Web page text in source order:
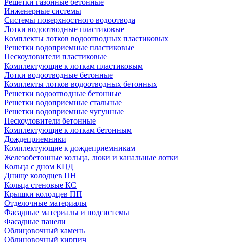
Решетки газонные бетонные
Инженерные системы
Системы поверхностного водоотвода
Лотки водоотводные пластиковые
Комплекты лотков водоотводных пластиковых
Решетки водоприемные пластиковые
Пескоуловители пластиковые
Комплектующие к лоткам пластиковым
Лотки водоотводные бетонные
Комплекты лотков водоотводных бетонных
Решетки водоотводные бетонные
Решетки водоприемные стальные
Решетки водоприемные чугунные
Пескоуловители бетонные
Комплектующие к лоткам бетонным
Дождеприемники
Комплектующие к дождеприемникам
Железобетонные кольца, люки и канальные лотки
Кольца с дном КЦД
Днище колодцев ПН
Кольца стеновые КС
Крышки колодцев ПП
Отделочные материалы
Фасадные материалы и подсистемы
Фасадные панели
Облицовочный камень
Облицовочный кирпич